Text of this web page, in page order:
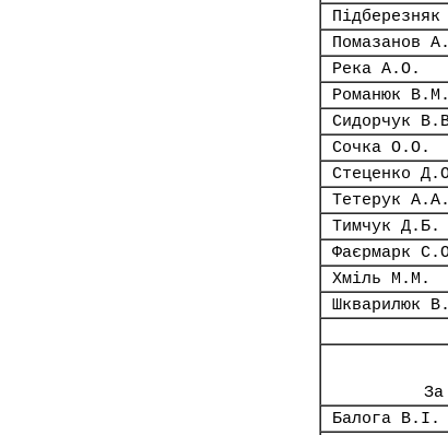
Помазанов
Река А.О.
Романюк В.М.
Сидорчук
Сочка О.О.
Стеценко
Тетерук А.А.
Тимчук Д.Б.
Фаєрмарк
Хміль М.М.
Шкварилюк
Балога В.І.